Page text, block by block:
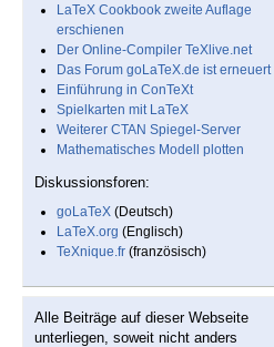
LaTeX Cookbook zweite Auflage
erschienen
Der Online-Compiler TeXlive.net
Das Forum goLaTeX.de ist erneuert
Einführung in ConTeXt
Spielkarten mit LaTeX
Weiterer CTAN Spiegel-Server
Mathematisches Modell plotten
Diskussionsforen:
goLaTeX (Deutsch)
LaTeX.org (Englisch)
TeXnique.fr (französisch)
Alle Beiträge auf dieser Webseite
unterliegen, soweit nicht anders